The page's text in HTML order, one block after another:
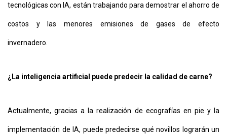
tecnológicas con IA, están trabajando para demostrar el ahorro de
costos y las menores emisiones de gases de efecto
invernadero.
¿La inteligencia artificial puede predecir la calidad de carne?
Actualmente, gracias a la realización de ecografías en pie y la
implementación de IA, puede predecirse qué novillos lograrán un